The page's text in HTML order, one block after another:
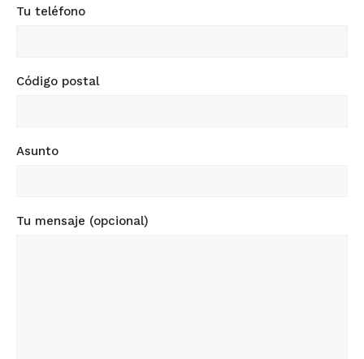
Tu teléfono
Código postal
Asunto
Tu mensaje (opcional)